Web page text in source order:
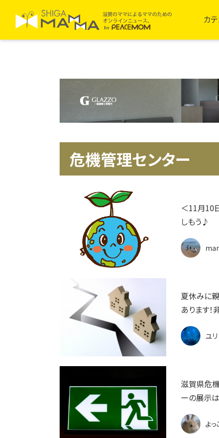
カ
危機管理センター
＜11月10
しもう♪
夏休みに
あります
ユリ
滋賀県危
ーの展示
よっ